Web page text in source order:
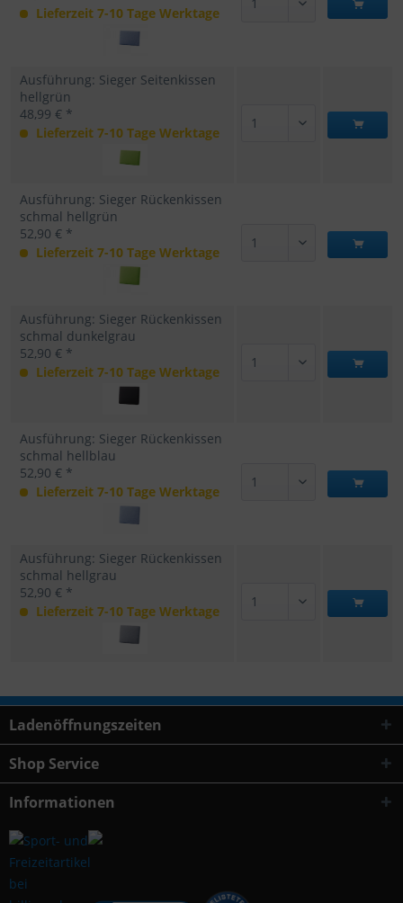
Lieferzeit 7-10 Tage Werktage
Ausführung: Sieger Seitenkissen
hellgrün
48,99 € *
Lieferzeit 7-10 Tage Werktage
Ausführung: Sieger Rückenkissen
schmal hellgrün
52,90 € *
Lieferzeit 7-10 Tage Werktage
Ausführung: Sieger Rückenkissen
schmal dunkelgrau
52,90 € *
Lieferzeit 7-10 Tage Werktage
Ausführung: Sieger Rückenkissen
schmal hellblau
52,90 € *
Lieferzeit 7-10 Tage Werktage
Ausführung: Sieger Rückenkissen
schmal hellgrau
52,90 € *
Lieferzeit 7-10 Tage Werktage
Ladenöffnungszeiten
Shop Service
Informationen